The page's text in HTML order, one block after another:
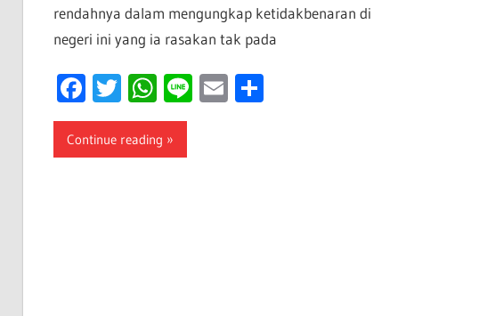
rendahnya dalam mengungkap ketidakbenaran di
negeri ini yang ia rasakan tak pada
Facebook
Twitter
WhatsApp
LineEmailShare
Continue reading